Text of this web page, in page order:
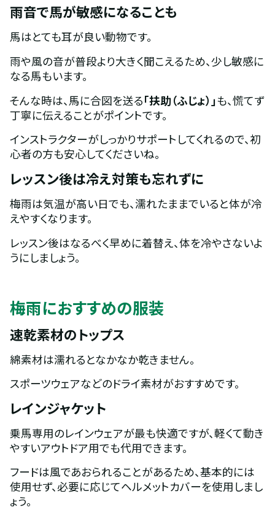
雨音で馬が敏感になることも
馬はとても耳が良い動物です。
雨や風の音が普段より大きく聞こえるため、少し敏感に
なる馬もいます。
そんな時は、馬に合図を送る「扶助（ふじょ）」も、慌てず
丁寧に伝えることがポイントです。
インストラクターがしっかりサポートしてくれるので、初
心者の方も安心してくださいね。
レッスン後は冷え対策も忘れずに
梅雨は気温が高い日でも、濡れたままでいると体が冷
えやすくなります。
レッスン後はなるべく早めに着替え、体を冷やさないよ
うにしましょう。
梅雨におすすめの服装
速乾素材のトップス
綿素材は濡れるとなかなか乾きません。
スポーツウェアなどのドライ素材がおすすめです。
レインジャケット
乗馬専用のレインウェアが最も快適ですが、軽くて動き
やすいアウトドア用でも代用できます。
フードは風であおられることがあるため、基本的には
使用せず、必要に応じてヘルメットカバーを使用しまし
ょう。